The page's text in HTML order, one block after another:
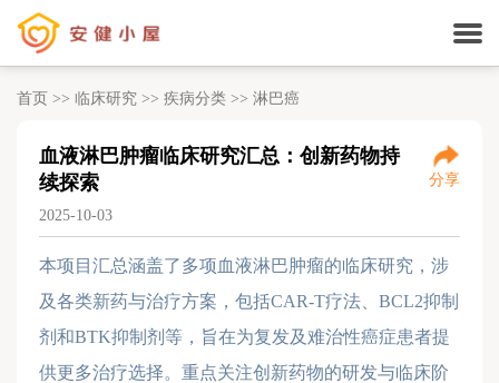
首页 >> 临床研究 >> 疾病分类 >> 淋巴癌
血液淋巴肿瘤临床研究汇总：创新药物持
续探索
2025-10-03
分享
本项目汇总涵盖了多项血液淋巴肿瘤的临床研究，涉
及各类新药与治疗方案，包括CAR-T疗法、BCL2抑制
剂和BTK抑制剂等，旨在为复发及难治性癌症患者提
供更多治疗选择。重点关注创新药物的研发与临床阶